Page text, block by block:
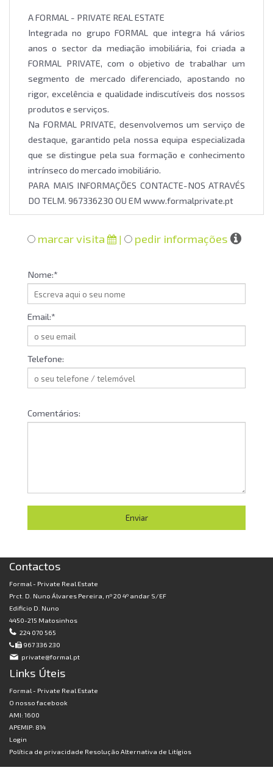
A FORMAL - PRIVATE REAL ESTATE
Integrada no grupo FORMAL que integra há vários
anos o sector da mediação imobiliária, foi criada a
FORMAL PRIVATE, com o objetivo de trabalhar um
segmento de mercado diferenciado, apostando no
rigor, excelência e qualidade indiscutíveis dos nossos
produtos e serviços.
Na FORMAL PRIVATE, desenvolvemos um serviço de
destaque, garantido pela nossa equipa especializada
que se distingue pela sua formação e conhecimento
intrínseco do mercado imobiliário.
PARA MAIS INFORMAÇÕES CONTACTE-NOS ATRAVÉS
DO TELM. 967336230 OU EM www.formalprivate.pt
marcar visita | pedir informações
Nome:*
Email:*
Telefone:
Comentários:
Contactos
Formal - Private Real Estate
Prct. D. Nuno Álvares Pereira, nº 20 4º andar S/EF
Edificio D. Nuno
4450-215 Matosinhos
224 070 565
967 336 230
private@formal.pt
Links Úteis
Formal - Private Real Estate
O nosso facebook
AMI: 1600
APEMIP: 814
Login
Política de privacidade Resolução Alternativa de Litígios